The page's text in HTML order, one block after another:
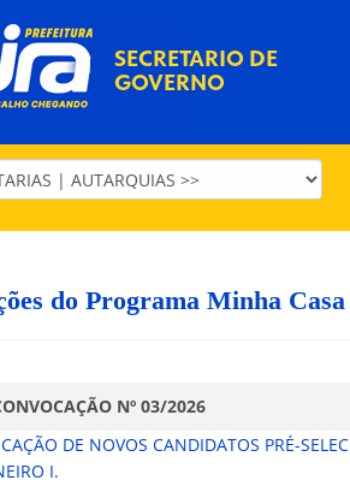
SECRETARIO DE
GOVERNO
do Programa Minha
Nº 03/2026
DE NOVOS CANDIDATOS PRÉ-
I.